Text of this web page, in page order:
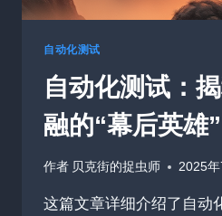
自动化测试
自动化测试：
融的“幕后英雄”
作者 贝克街的捉虫师 2025年
这篇文章详细介绍了自动